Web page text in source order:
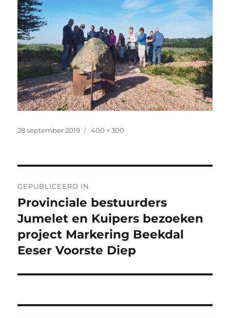
Geplaatst
28 september 2019
Volledige
400 × 300
navigatie
GEPUBLICEERD IN
Provinciale bestuurders
Jumelet en Kuipers bezoeken
project Markering Beekdal
Eeser Voorste Diep